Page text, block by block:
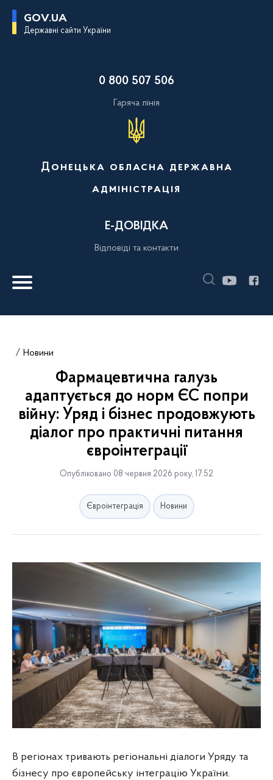
GOV.UA
Державні сайти України
0 800 507 506
Гаряча лінія
Донецька обласна державна
адміністрація
Е-ДОВІДКА
Відповіді та контакти
Новини
Фармацевтична галузь
адаптується до норм ЄС попри
війну: Уряд і бізнес продовжують
діалог про практичні питання
євроінтеграції
Опубліковано 08 червня 2026 року, 17:52
Євроінтеграція Новини
В регіонах тривають регіональні діалоги Уряду та
бізнесу про європейську інтеграцію України.